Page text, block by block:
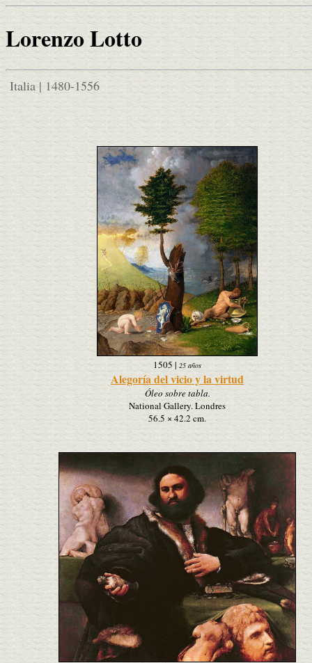
Lorenzo Lotto
Italia | 1480-1556
1505 | 25 años
Alegoría del vicio y la virtud
Óleo sobre tabla.
National Gallery. Londres
56.5 × 42.2 cm.